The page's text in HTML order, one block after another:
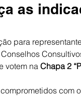
as
para
votem na Chapa 2
com